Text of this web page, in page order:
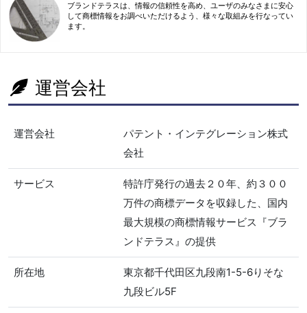
ブランドテラスは、情報の信頼性を高め、ユーザのみなさまに安心
して商標情報をお調べいただけるよう、様々な取組みを行なってい
ます。
運営会社
運営会社
パテント・インテグレーション株式
会社
サービス
特許庁発行の過去２０年、約３００
万件の商標データを収録した、国内
最大規模の商標情報サービス『ブラ
ンドテラス』の提供
所在地
東京都千代田区九段南1-5-6りそな
九段ビル5F